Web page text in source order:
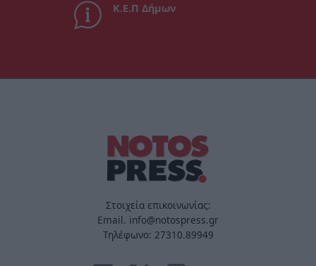
Κ.Ε.Π Δήμων
Στοιχεία επικοινωνίας:
Email. info@notospress.gr
Τηλέφωνο: 27310.89949